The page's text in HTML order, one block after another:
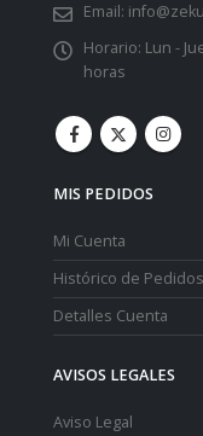
Email:
Horario: Lun -
horas
MIS PEDIDOS
Mi Cuenta
Histórico de Pedidos
Detalles Cuenta
AVISOS LEGALES
Aviso Legal